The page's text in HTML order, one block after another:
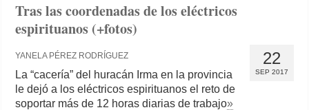
Tras las coordenadas de los eléctricos
espirituanos (+fotos)
22
SEP 2017
YANELA PÉREZ RODRÍGUEZ
La “cacería” del huracán Irma en la provincia
le dejó a los eléctricos espirituanos el reto de
soportar más de 12 horas diarias de trabajo»